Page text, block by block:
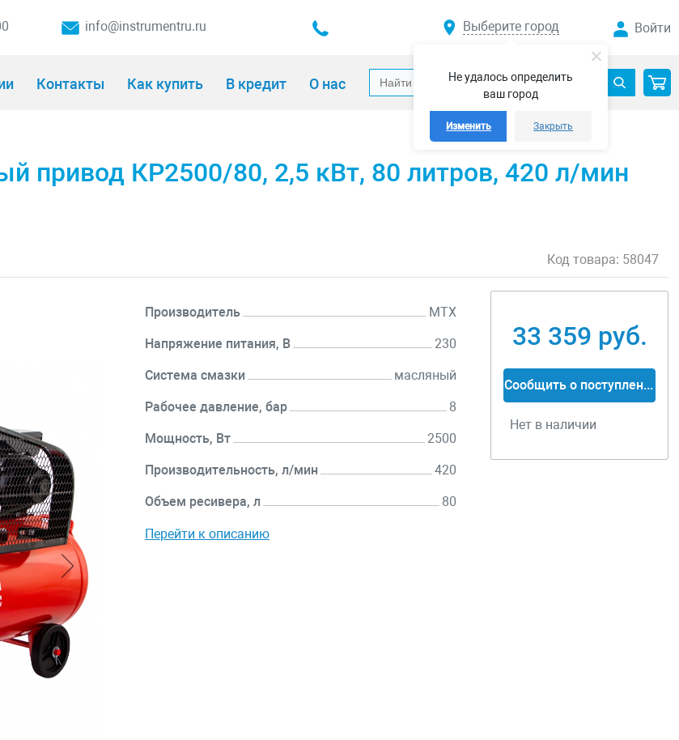
Не удалось определить
ваш город
Изменить Закрыть
info@instrumentru.ru Выберите город Войти
Контакты Как купить В кредит О нас
привод КР2500/80, 2,5 кВт, 80 литров, 420 л/мин
Код товара: 58047
Производитель MTX
Напряжение питания, В 230
Система смазки масляный
Рабочее давление, бар 8
Мощность, Вт 2500
Производительность, л/мин 420
Объем ресивера, л 80
Перейти к описанию
33 359 руб.
Сообщить о поступлении
Нет в наличии